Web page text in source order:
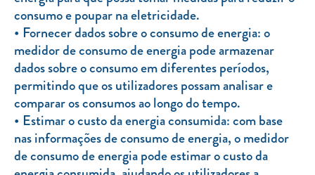
consumo e poupar na eletricidade.
Fornecer dados sobre o consumo de energia: o
medidor de consumo de energia pode armazenar
dados sobre o consumo em diferentes períodos,
permitindo que os utilizadores possam analisar e
comparar os consumos ao longo do tempo.
Estimar o custo da energia consumida: com base
nas informações de consumo de energia, o medidor
de consumo de energia pode estimar o custo da